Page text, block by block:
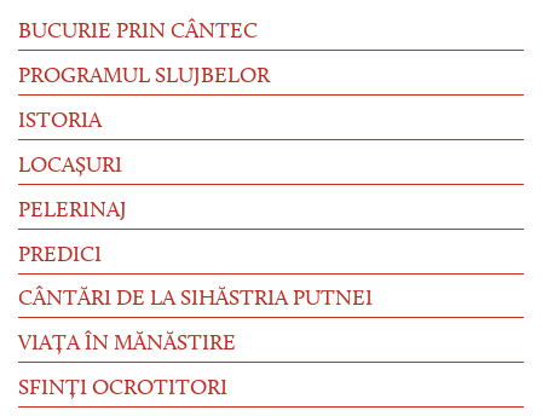
BUCURIE PRIN CÂNTEC
PROGRAMUL SLUJBELOR
ISTORIA
LOCAȘURI
PELERINAJ
PREDICI
CÂNTĂRI DE LA SIHĂSTRIA PUTNEI
VIAȚA ÎN MĂNĂSTIRE
SFINȚI OCROTITORI